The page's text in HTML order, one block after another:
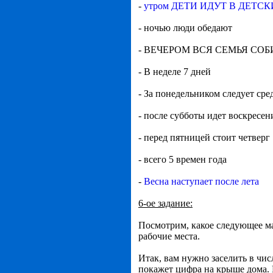
- утром ДЕТИ ИДУТ В
- ночью люди обедают
- ВЕЧЕРОМ ВСЯ СЕМЬЯ
- В неделе 7 дней
- За понедельником следует
- после субботы идет
- перед пятницей стоит четверг
- всего 5 времен года
- Весна наступает после лета
6-ое задание:
Посмотрим, какое следующее
рабочие места.
Итак, вам нужно заселить в
покажет цифра на крыше дома.